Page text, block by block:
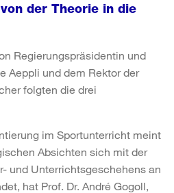
der Theorie in die
Regierungspräsidentin und
Aeppli und dem Rektor der
folgten die drei
im Sportunterricht meint
Absichten sich mit der
und Unterrichtsgeschehens an
hat Prof. Dr. André Gogoll,